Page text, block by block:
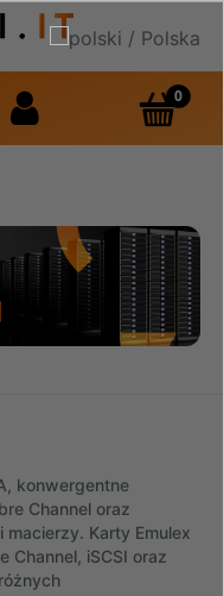
konwergentne
Channel oraz
Karty Emulex
Channel, iSCSI oraz